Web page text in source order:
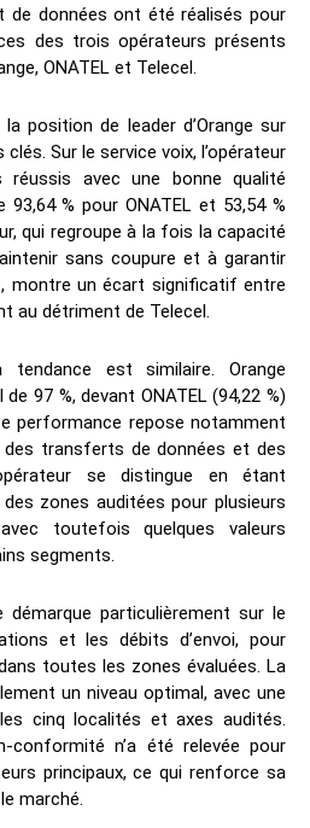
données ont été réalisés pour
des trois opérateurs présents
ONATEL et Telecel.
position de leader d’Orange sur
Sur le service voix, l’opérateur
réussis avec une bonne qualité
% pour ONATEL et 53,54 %
qui regroupe à la fois la capacité
sans coupure et à garantir
montre un écart significatif entre
au détriment de Telecel.
tendance est similaire. Orange
97 %, devant ONATEL (94,22 %)
performance repose notamment
des transferts de données et des
se distingue en étant
zones auditées pour plusieurs
toutefois quelques valeurs
segments.
démarque particulièrement sur le
et les débits d’envoi, pour
toutes les zones évaluées. La
un niveau optimal, avec une
cinq localités et axes audités.
conformité n’a été relevée pour
principaux, ce qui renforce sa
marché.